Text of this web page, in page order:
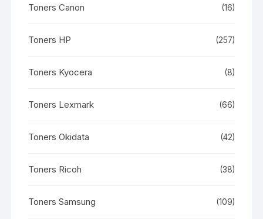
Toners Canon (16)
Toners HP (257)
Toners Kyocera (8)
Toners Lexmark (66)
Toners Okidata (42)
Toners Ricoh (38)
Toners Samsung (109)